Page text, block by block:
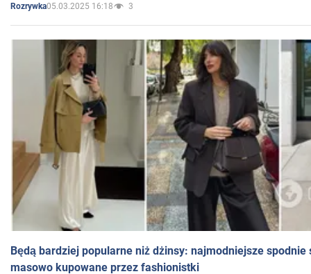
Rozrywka05.03.2025 16:18 3
Będą bardziej popularne niż dżinsy: najmodniejsze spodnie
masowo kupowane przez fashionistki